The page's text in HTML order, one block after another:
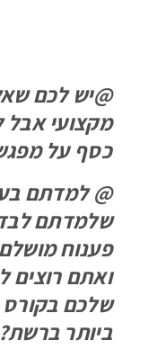
@יש לכם
מקצועי אבל
כסף על
@ למדתם
שלמדתם
פענוח
ואתם רוצים
שלכם בקורס
ביותר